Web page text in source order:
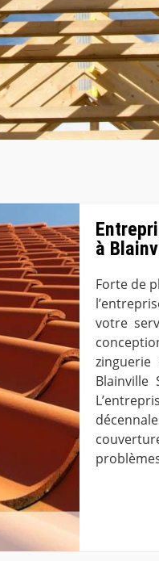
à
Forte de
votre
Blainville